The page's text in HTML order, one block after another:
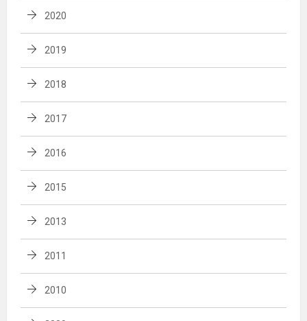
2020
2019
2018
2017
2016
2015
2013
2011
2010